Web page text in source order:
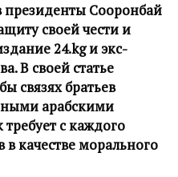
Сооронбай
своей чести и
24.kg и экс-
В своей статье
связях братьев
арабскими
с каждого
качестве морального